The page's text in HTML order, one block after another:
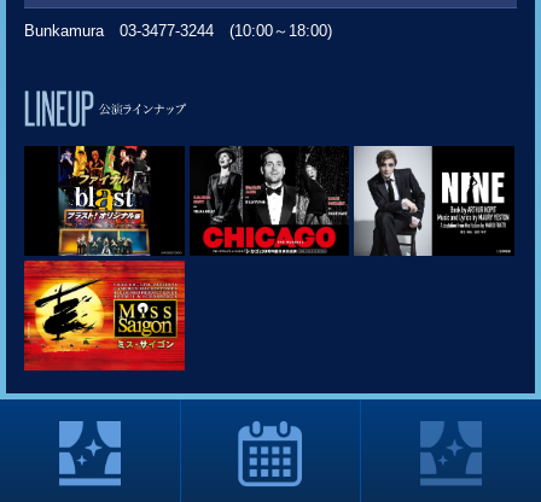
Bunkamura 03-3477-3244 (10:00～18:00)